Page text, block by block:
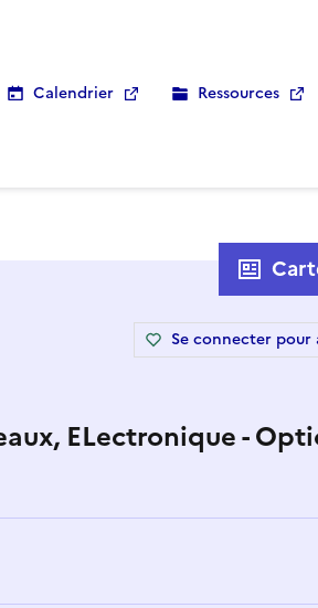
Calendrier Ressources
ELectronique -
Se connecter